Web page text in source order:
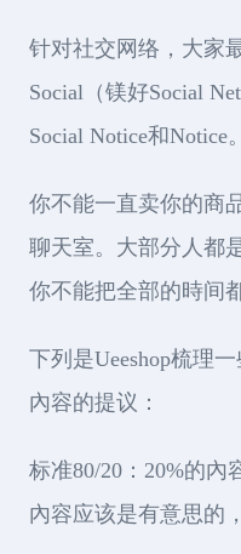
针对社交网络，大家
Social（镁好Social
Social Notice和Notice。
你不能一直卖你的商
聊天室。大部分人都
你不能把全部的時间
下列是Ueeshop梳理
內容的提议：
标准80/20：20%的內
內容应该是有意思的